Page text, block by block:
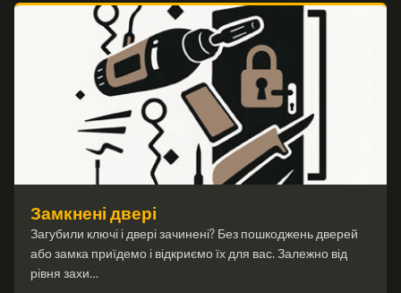
Замкнені двері
Загубили ключі і двері зачинені? Без пошкоджень дверей
або замка приїдемо і відкриємо їх для вас. Залежно від
рівня захи…